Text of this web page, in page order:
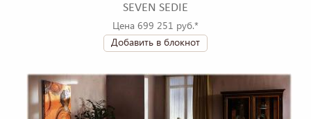
SEVEN SEDIE
Цена 699 251 руб.*
Добавить в блокнот